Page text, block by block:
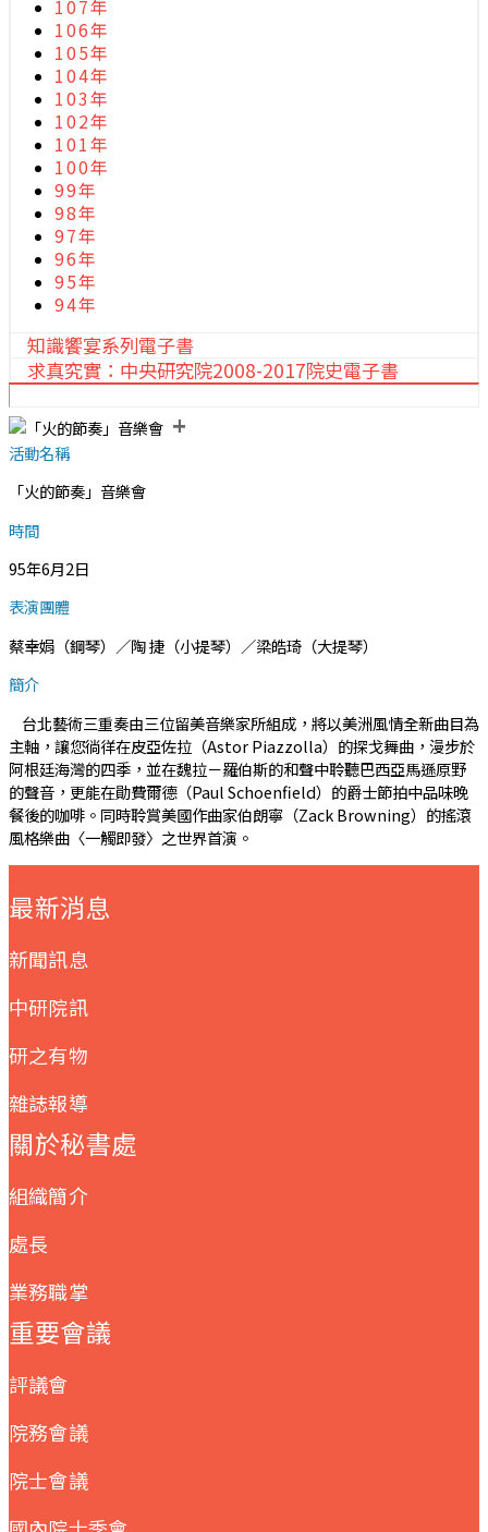
107年
106年
105年
104年
103年
102年
101年
100年
99年
98年
97年
96年
95年
94年
知識饗宴系列電子書
求真究實：中央研究院2008-2017院史電子書
+
活動名稱
「火的節奏」音樂會
時間
95年6月2日
表演團體
蔡幸娟（鋼琴）／陶 捷（小提琴）／梁皓琦（大提琴）
簡介
台北藝術三重奏由三位留美音樂家所組成，將以美洲風情全新曲目為
主軸，讓您徜徉在皮亞佐拉（Astor Piazzolla）的探戈舞曲，漫步於
阿根廷海灣的四季，並在魏拉－羅伯斯的和聲中聆聽巴西亞馬遜原野
的聲音，更能在勛費爾德（Paul Schoenfield）的爵士節拍中品味晚
餐後的咖啡。同時聆賞美國作曲家伯朗寧（Zack Browning）的搖滾
風格樂曲〈一觸即發〉之世界首演。
最新消息
新聞訊息
中研院訊
研之有物
雜誌報導
關於秘書處
組織簡介
處長
業務職掌
重要會議
評議會
院務會議
院士會議